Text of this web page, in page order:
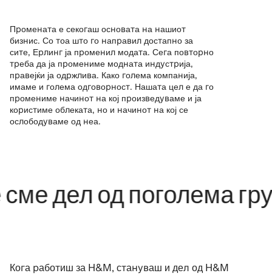
Промената е секогаш основата на нашиот
бизнис. Со тоа што го направил достапно за
сите, Ерлинг ја променил модата. Сега повторно
треба да ја промениме модната индустрија,
правејќи ја одржлива. Како голема компанија,
имаме и голема одговорност. Нашата цел е да го
промениме начинот на кој произведуваме и ја
користиме облеката, но и начинот на кој се
ослободуваме од неа.
од поголема група
Кога работиш за H&M, стануваш и дел од H&M